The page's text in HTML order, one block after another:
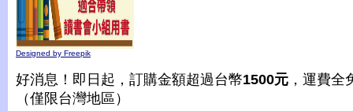
Designed by Freepik
好消息！即日起，訂購金額超過台幣1500元 ，運費全
（僅限台灣地區）